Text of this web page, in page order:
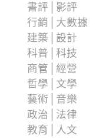
書評│影評
行銷│大數據
建築│設計
科普│科技
商管│經營
哲學│文學
藝術│音樂
政治│法律
教育│人文